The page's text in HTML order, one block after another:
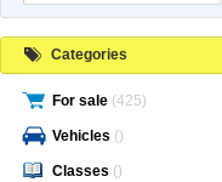
Categories
For sale (425)
Vehicles ()
Classes ()